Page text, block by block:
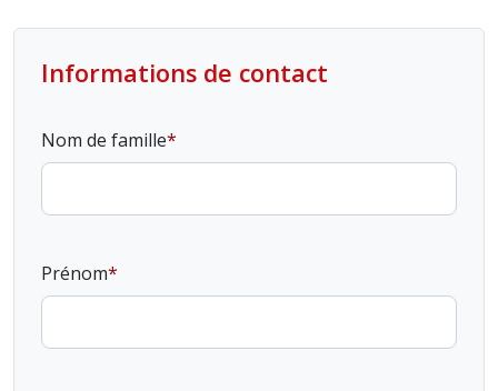
Informations de contact
Nom de famille
Prénom